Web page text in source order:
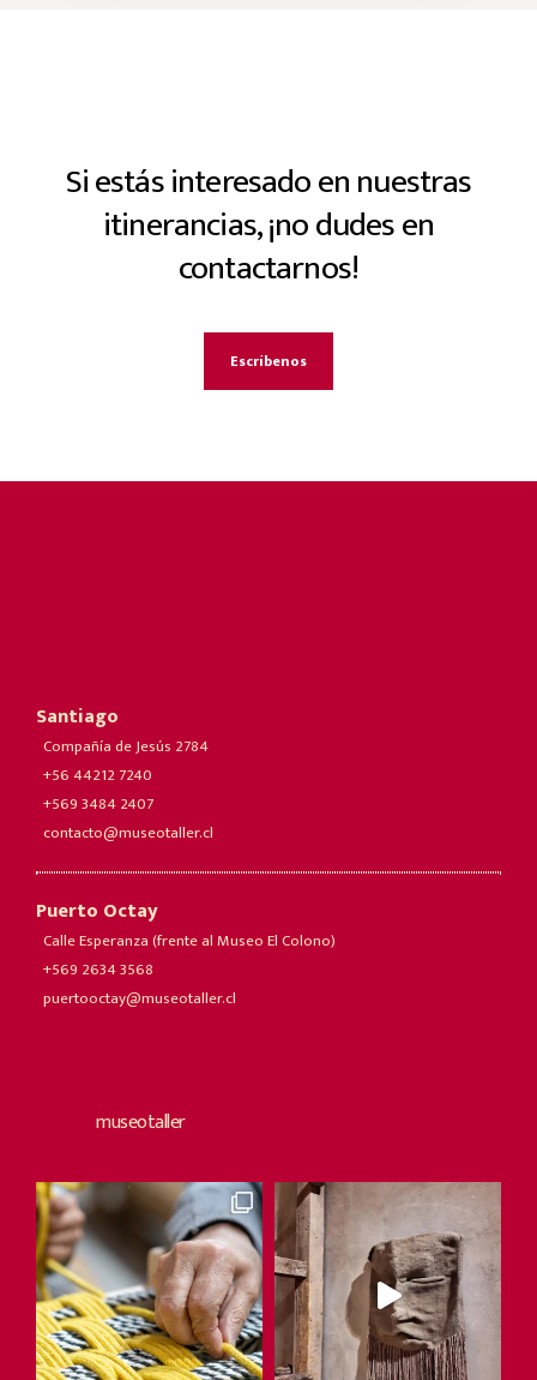
Si estás interesado en nuestras
itinerancias,¡no dudes en
contactarnos!
Escríbenos
Santiago
Compañía de Jesús 2784
+56 44212 7240
+569 3484 2407
contacto@museotaller.cl
Puerto Octay
Calle Esperanza (frente al Museo El Colono)
+569 2634 3568
puertooctay@museotaller.cl
museotaller